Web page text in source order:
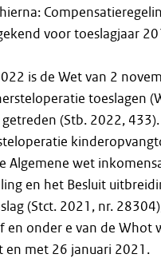
voor toeslagjaar
is de Wet van 2
toeslagen
(Stb. 2022,
Algemene wet
en het Besluit
(Stct. 2021, nr.
en onder e van de Whot
en met 26 januari 2021.